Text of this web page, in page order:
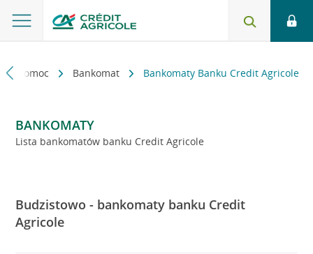
i pomoc Bankomat Bankomaty Banku Credit Agricole
BANKOMATY
Lista bankomatów banku Credit Agricole
Budzistowo - bankomaty banku Credit
Agricole